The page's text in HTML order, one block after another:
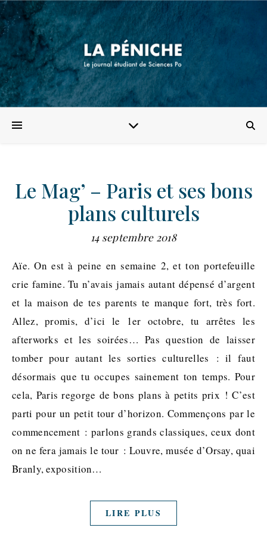
Le Mag’ – Paris et ses bons
plans culturels
14 septembre 2018
Aïe. On est à peine en semaine 2, et ton portefeuille
crie famine. Tu n’avais jamais autant dépensé d’argent
et la maison de tes parents te manque fort, très fort.
Allez, promis, d’ici le 1er octobre, tu arrêtes les
afterworks et les soirées… Pas question de laisser
tomber pour autant les sorties culturelles : il faut
désormais que tu occupes sainement ton temps. Pour
cela, Paris regorge de bons plans à petits prix ! C’est
parti pour un petit tour d’horizon. Commençons par le
commencement : parlons grands classiques, ceux dont
on ne fera jamais le tour : Louvre, musée d’Orsay, quai
Branly, exposition…
LIRE PLUS